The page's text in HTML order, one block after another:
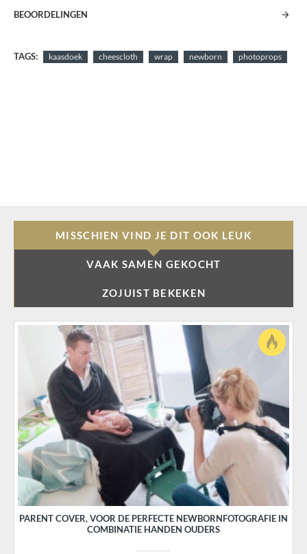
BEOORDELINGEN
TAGS: kaasdoek cheescloth wrap newborn photoprops
MISSCHIEN VIND JE DIT OOK LEUK
VAAK SAMEN GEKOCHT
ZOJUIST BEKEKEN
PARENT COVER, VOOR DE PERFECTE NEWBORNFOTOGRAFIE IN
COMBINATIE HANDEN OUDERS